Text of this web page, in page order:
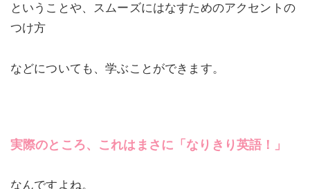
ということや、スムーズにはなすためのアクセントの
つけ方
などについても、学ぶことができます。
実際のところ、これはまさに「なりきり英語！」
なんですよね。